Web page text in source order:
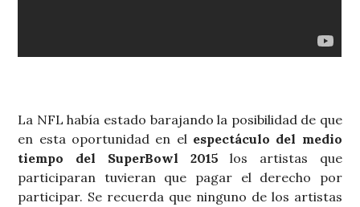
La NFL había estado barajando la posibilidad de que
en esta oportunidad en el espectáculo del medio
tiempo del SuperBowl 2015 los artistas que
participaran tuvieran que pagar el derecho por
participar. Se recuerda que ninguno de los artistas